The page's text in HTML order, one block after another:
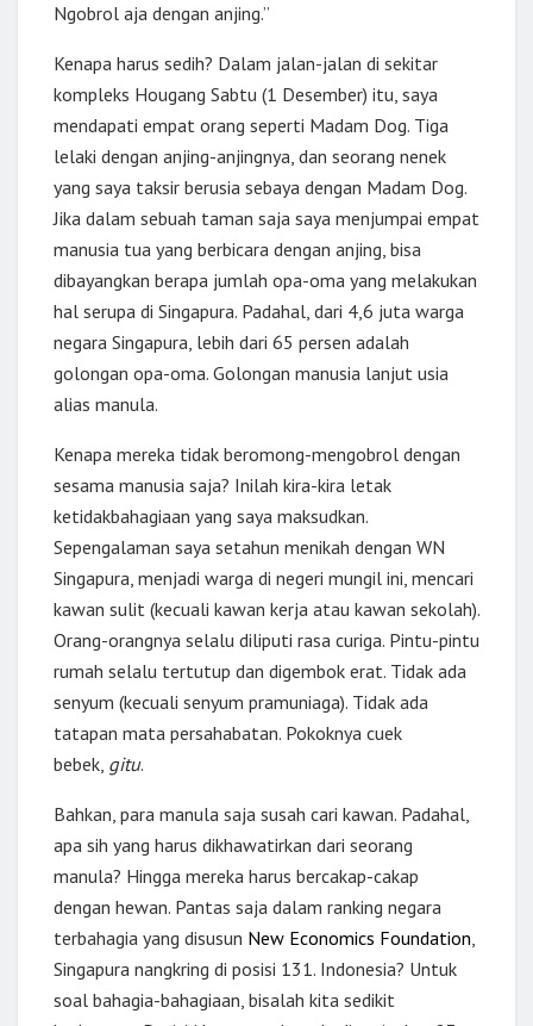
Ngobrol aja dengan anjing.”
Kenapa harus sedih? Dalam jalan-jalan di sekitar
kompleks Hougang Sabtu (1 Desember) itu, saya
mendapati empat orang seperti Madam Dog. Tiga
lelaki dengan anjing-anjingnya, dan seorang nenek
yang saya taksir berusia sebaya dengan Madam Dog.
Jika dalam sebuah taman saja saya menjumpai empat
manusia tua yang berbicara dengan anjing, bisa
dibayangkan berapa jumlah opa-oma yang melakukan
hal serupa di Singapura. Padahal, dari 4,6 juta warga
negara Singapura, lebih dari 65 persen adalah
golongan opa-oma. Golongan manusia lanjut usia
alias manula.
Kenapa mereka tidak beromong-mengobrol dengan
sesama manusia saja? Inilah kira-kira letak
ketidakbahagiaan yang saya maksudkan.
Sepengalaman saya setahun menikah dengan WN
Singapura, menjadi warga di negeri mungil ini, mencari
kawan sulit (kecuali kawan kerja atau kawan sekolah).
Orang-orangnya selalu diliputi rasa curiga. Pintu-pintu
rumah selalu tertutup dan digembok erat. Tidak ada
senyum (kecuali senyum pramuniaga). Tidak ada
tatapan mata persahabatan. Pokoknya cuek
bebek, gitu.
Bahkan, para manula saja susah cari kawan. Padahal,
apa sih yang harus dikhawatirkan dari seorang
manula? Hingga mereka harus bercakap-cakap
dengan hewan. Pantas saja dalam ranking negara
terbahagia yang disusun New Economics Foundation,
Singapura nangkring di posisi 131. Indonesia? Untuk
soal bahagia-bahagiaan, bisalah kita sedikit